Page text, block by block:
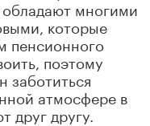
многими
которые
пенсионного
поэтому
заботиться
атмосфере в
друг другу.